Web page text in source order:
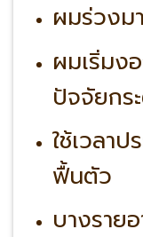
ผมร่วงม
ผมเริ่มง
ปัจจัยกร
ใช้เวลา
ฟื้นตัว
บางราย